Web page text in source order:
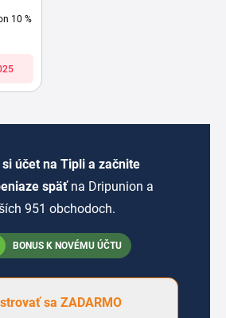
10 %
účet na Tipli a začnite
späť na Dripunion a
951 obchodoch.
BONUS K NOVÉMU ÚČTU
sa ZADARMO